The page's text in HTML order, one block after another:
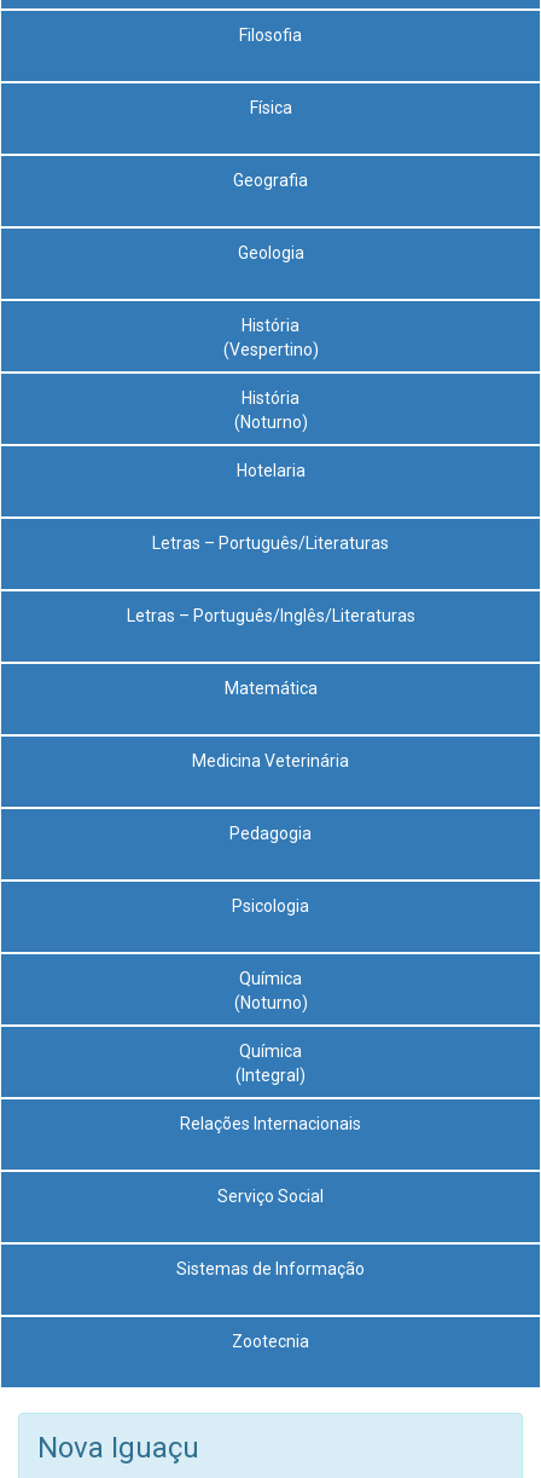
Filosofia
Física
Geografia
Geologia
História
(Vespertino)
História
(Noturno)
Hotelaria
Letras – Português/Literaturas
Letras – Português/Inglês/Literaturas
Matemática
Medicina Veterinária
Pedagogia
Psicologia
Química
(Noturno)
Química
(Integral)
Relações Internacionais
Serviço Social
Sistemas de Informação
Zootecnia
Nova Iguaçu